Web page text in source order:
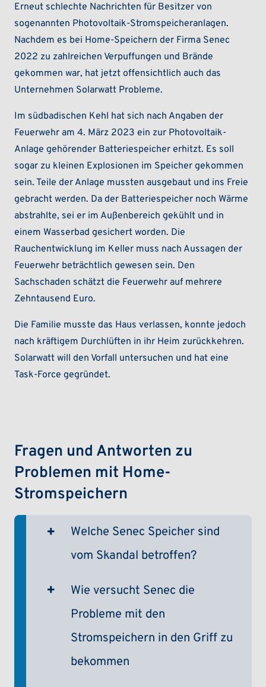
Erneut schlechte Nachrichten für Besitzer von
sogenannten Photovoltaik-Stromspeicheranlagen.
Nachdem es bei Home-Speichern der Firma Senec
2022 zu zahlreichen Verpuffungen und Brände
gekommen war, hat jetzt offensichtlich auch das
Unternehmen Solarwatt Probleme.
Im südbadischen Kehl hat sich nach Angaben der
Feuerwehr am 4. März 2023 ein zur Photovoltaik-
Anlage gehörender Batteriespeicher erhitzt. Es soll
sogar zu kleinen Explosionen im Speicher gekommen
sein. Teile der Anlage mussten ausgebaut und ins Freie
gebracht werden. Da der Batteriespeicher noch Wärme
abstrahlte, sei er im Außenbereich gekühlt und in
einem Wasserbad gesichert worden. Die
Rauchentwicklung im Keller muss nach Aussagen der
Feuerwehr beträchtlich gewesen sein. Den
Sachschaden schätzt die Feuerwehr auf mehrere
Zehntausend Euro.
Die Familie musste das Haus verlassen, konnte jedoch
nach kräftigem Durchlüften in ihr Heim zurückkehren.
Solarwatt will den Vorfall untersuchen und hat eine
Task-Force gegründet.
Fragen und Antworten zu
Problemen mit Home-
Stromspeichern
Welche Senec Speicher sind
vom Skandal betroffen?
Wie versucht Senec die
Probleme mit den
Stromspeichern in den Griff zu
bekommen